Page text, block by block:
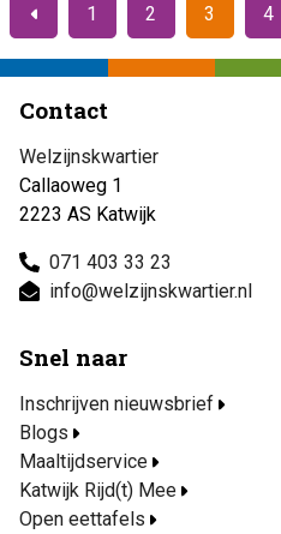
1 2 3 4
Contact
Welzijnskwartier
Callaoweg 1
2223 AS Katwijk
071 403 33 23
info@welzijnskwartier.nl
Snel naar
Inschrijven nieuwsbrief
Blogs
Maaltijdservice
Katwijk Rijd(t) Mee
Open eettafels